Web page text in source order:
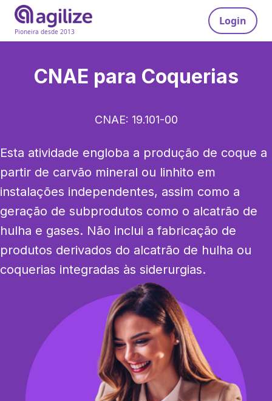
Pioneira desde 2013
Login
CNAE para Coquerias
CNAE: 19.101-00
Esta atividade engloba a produção de coque a
partir de carvão mineral ou linhito em
instalações independentes, assim como a
geração de subprodutos como o alcatrão de
hulha e gases. Não inclui a fabricação de
produtos derivados do alcatrão de hulha ou
coquerias integradas às siderurgias.